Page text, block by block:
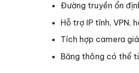
Đường truyền ổn
Hỗ trợ IP tĩnh, VPN,
Tích hợp camera
Băng thông có thể